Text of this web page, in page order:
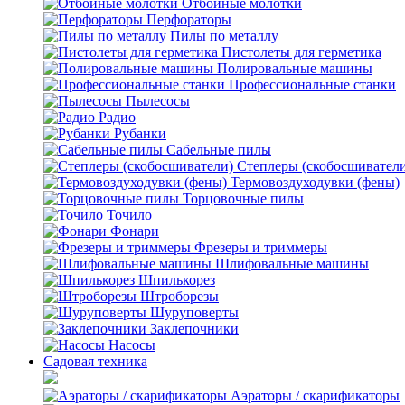
Отбойные молотки
Перфораторы
Пилы по металлу
Пистолеты для герметика
Полировальные машины
Профессиональные станки
Пылесосы
Радио
Рубанки
Сабельные пилы
Степлеры
Термовоздуходувки (фены)
Торцовочные пилы
Точило
Фонари
Фрезеры и триммеры
Шлифовальные машины
Шпилькорез
Штроборезы
Шуруповерты
Заклепочники
Насосы
Садовая техника
Аэраторы / скарификаторы